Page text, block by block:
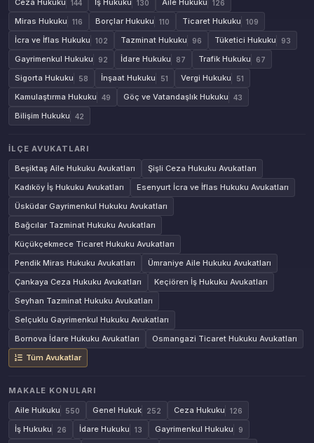
Ceza Hukuku
144 İş Hukuku 130 Aile Hukuku 126
Miras Hukuku 116 Borçlar Hukuku 110 Ticaret Hukuku 109
İcra ve İflas Hukuku 102 Tazminat Hukuku 96 Tüketici Hukuku 93
Gayrimenkul Hukuku 92 İdare Hukuku 87 Trafik Hukuku 67
Sigorta Hukuku 58 İnşaat Hukuku 51 Vergi Hukuku 51
Kamulaştırma Hukuku 49 Göç ve Vatandaşlık Hukuku 43
Bilişim Hukuku 42
İLÇE AVUKATLARI
Beşiktaş Aile Hukuku Avukatları
Şişli Ceza Hukuku Avukatları
Kadıköy İş Hukuku Avukatları
Esenyurt İcra ve İflas Hukuku Avukatları
Üsküdar Gayrimenkul Hukuku Avukatları
Bağcılar Tazminat Hukuku Avukatları
Küçükçekmece Ticaret Hukuku Avukatları
Pendik Miras Hukuku Avukatları
Ümraniye Aile Hukuku Avukatları
Çankaya Ceza Hukuku Avukatları
Keçiören İş Hukuku Avukatları
Seyhan Tazminat Hukuku Avukatları
Selçuklu Gayrimenkul Hukuku Avukatları
Bornova İdare Hukuku Avukatları
Osmangazi Ticaret Hukuku Avukatları
Tüm Avukatlar
MAKALE KONULARI
Aile Hukuku
550 Genel Hukuk 252 Ceza Hukuku 126
İş Hukuku 26 İdare Hukuku 13 Gayrimenkul Hukuku 9